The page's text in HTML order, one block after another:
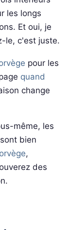
les longs
Et oui, je
le, c'est juste.
pour les
quand
change
même, les
bien
,
des